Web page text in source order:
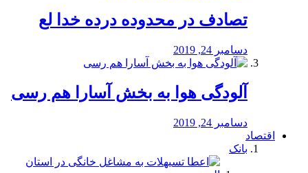
تصادف در محدوده درده خدا لع
دسامبر 24, 2019
آلودگی هوا به بخش آسارا هم رسی
دسامبر 24, 2019
اقتصاد
بانک